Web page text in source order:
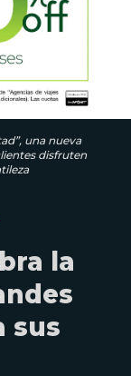
una nueva
disfruten
la
sus